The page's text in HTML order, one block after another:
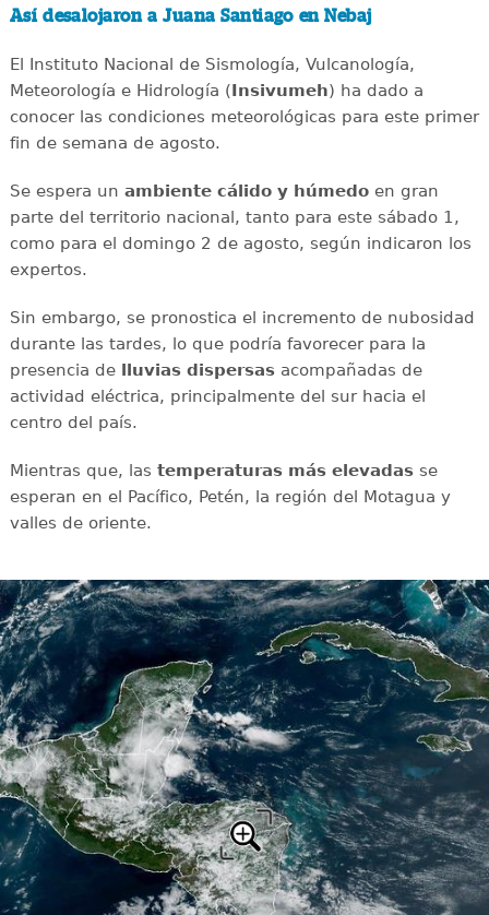
Así desalojaron a Juana Santiago en Nebaj
El Instituto Nacional de Sismología, Vulcanología,
Meteorología e Hidrología (Insivumeh) ha dado a
conocer las condiciones meteorológicas para este primer
fin de semana de agosto.
Se espera un ambiente cálido y húmedoen gran
parte del territorio nacional, tanto para este sábado 1,
como para el domingo 2 de agosto, según indicaron los
expertos.
Sin embargo, se pronostica el incremento de nubosidad
durante las tardes, lo que podría favorecer para la
presencia de lluvias dispersasacompañadas de
actividad eléctrica, principalmente del sur hacia el
centro del país.
Mientras que, las temperaturas más elevadasse
esperan en el Pacífico, Petén, la región del Motagua y
valles de oriente.